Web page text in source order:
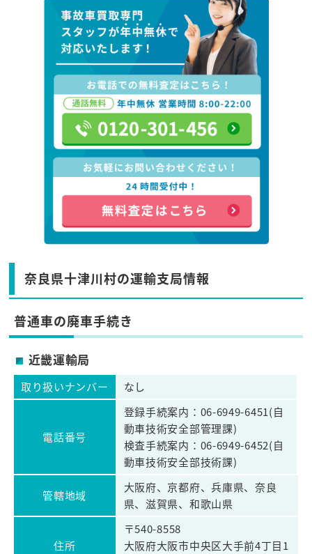
奈良県十津川村の運輸支局情報
普通車の廃車手続き
近畿運輸局
取り扱いナンバー なし
電話番号
登録手続案内：06-6949-6451(自
動車技術安全部管理課)
検査手続案内：06-6949-6452(自
動車技術安全部技術課)
管轄地域
大阪府、京都府、兵庫県、奈良
県、滋賀県、和歌山県
住所
〒540-8558
大阪府大阪市中央区大手前4丁目1